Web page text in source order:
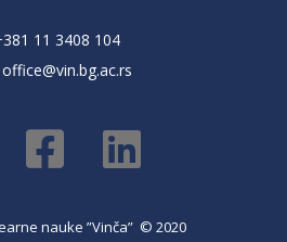
11 3408 104
office@vin.bg.ac.rs
nauke ”Vinča” © 2020